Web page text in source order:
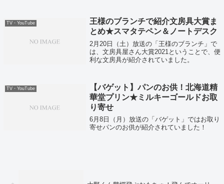
TV・YouTube
王様のブランチで紹介文房具大賞ま
とめ★スマタテペン＆ノートデスク
2月20日（土）放送の「王様のブランチ」で
は、文房具屋さん大賞2021ということで、便
利な文房具が紹介されていました。
TV・YouTube
【バゲット】パンのお供！北海道精
華堂プリン★ミルキーゴールドお取
り寄せ
6月8日（月）放送の「バゲット」ではお取り
寄せパンのお供が紹介されていました！